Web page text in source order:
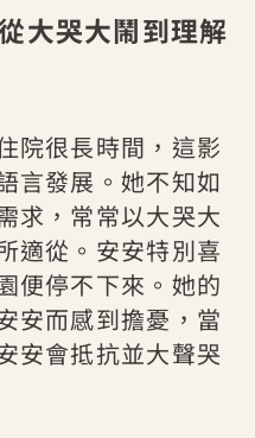
大哭大鬧到理解
院很長時間，這影
言發展。她不知如
求，常常以大哭大
適從。安安特別喜
便停不下來。她的
安而感到擔憂，當
安會抵抗並大聲哭